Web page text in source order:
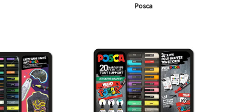
Posca